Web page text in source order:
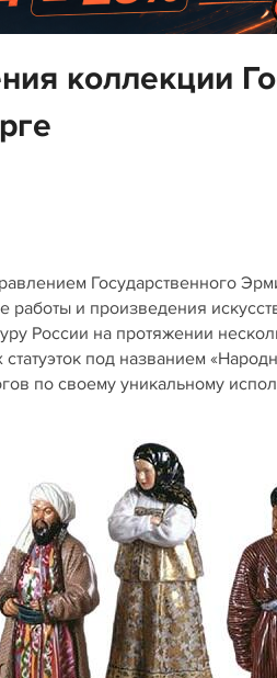
коллекции
Государственного
работы и произведения
России на протяжении
под названием
по своему уникальному